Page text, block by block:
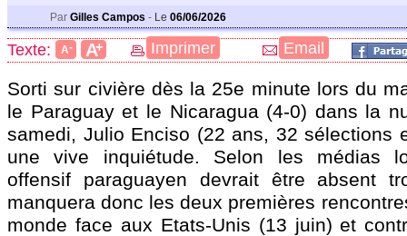
Par Gilles Campos - Le 06/06/2026
Texte: A- A+ Imprimer Email
Sorti sur civière dès la 25e minute lors du
le Paraguay et le Nicaragua (4-0) dans la
samedi, Julio Enciso (22 ans, 32 sélections
une vive inquiétude. Selon les médias
offensif paraguayen devrait être absent
manquera donc les deux premières
monde face aux Etats-Unis (13 juin) et